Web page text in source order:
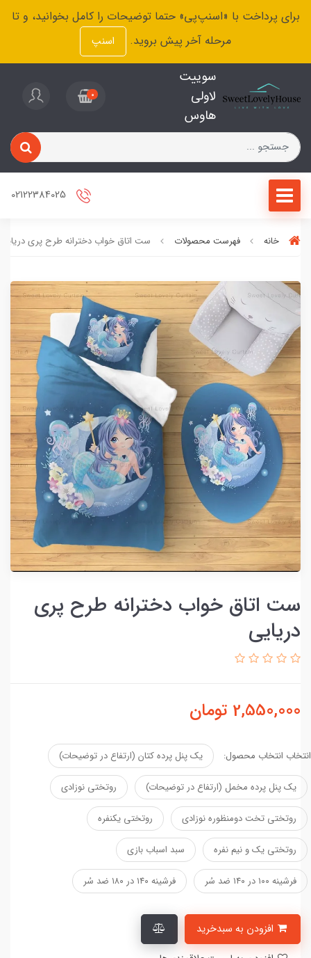
برای پرداخت با «اسنپ‌پی» حتما توضیحات را کامل بخوانید، و تا
مرحله آخر پیش بروید.
اسنپ
سوییت
لاولی
هاوس
0
خانه فهرست محصولات ست اتاق خواب دخترانه طرح ‌پری دریایی
ست اتاق خواب دخترانه طرح ‌پری
دریایی
2,550,000 تومان
انتخاب انتخاب محصول: یک پنل پرده کتان (ارتفاع در توضیحات)
یک پنل پرده مخمل (ارتفاع در توضیحات) روتختی نوزادی
روتختی تخت دومنظوره نوزادی روتختی یکنفره
روتختی یک و نیم نفره سبد اسباب بازی
فرشینه ۱۰۰ در ۱۴۰ ضد سُر فرشینه ۱۴۰ در ۱۸۰ ضد سُر